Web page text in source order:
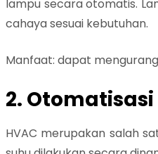
lampu secara otomatis.
cahaya sesuai kebutuhan.
Manfaat: dapat
2. Otomatisasi
HVAC merupakan salah